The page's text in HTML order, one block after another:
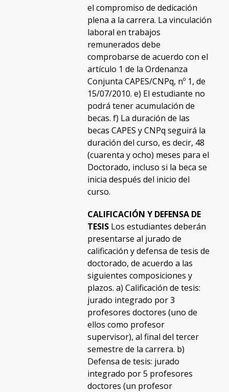
el compromiso de dedicación
plena a la carrera. La vinculación
laboral en trabajos
remunerados debe
comprobarse de acuerdo con el
artículo 1 de la Ordenanza
Conjunta CAPES/CNPq, nº 1, de
15/07/2010. e) El estudiante no
podrá tener acumulación de
becas. f) La duración de las
becas CAPES y CNPq seguirá la
duración del curso, es decir, 48
(cuarenta y ocho) meses para el
Doctorado, incluso si la beca se
inicia después del inicio del
curso.
CALIFICACIÓN Y DEFENSA DE
TESIS Los estudiantes deberán
presentarse al jurado de
calificación y defensa de tesis de
doctorado, de acuerdo a las
siguientes composiciones y
plazos. a) Calificación de tesis:
jurado integrado por 3
profesores doctores (uno de
ellos como profesor
supervisor), al final del tercer
semestre de la carrera. b)
Defensa de tesis: jurado
integrado por 5 profesores
doctores (un profesor